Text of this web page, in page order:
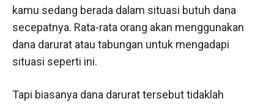
kamu sedang berada dalam situasi butuh dana
secepatnya. Rata-rata orang akan menggunakan
dana darurat atau tabungan untuk mengadapi
situasi seperti ini.
Tapi biasanya dana darurat tersebut tidaklah